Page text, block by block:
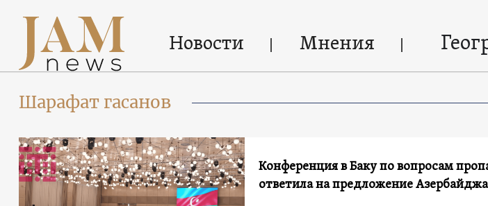
Новости Мнения
Шарафат гасанов
Конференция в Баку по вопросам
ответила на предложение